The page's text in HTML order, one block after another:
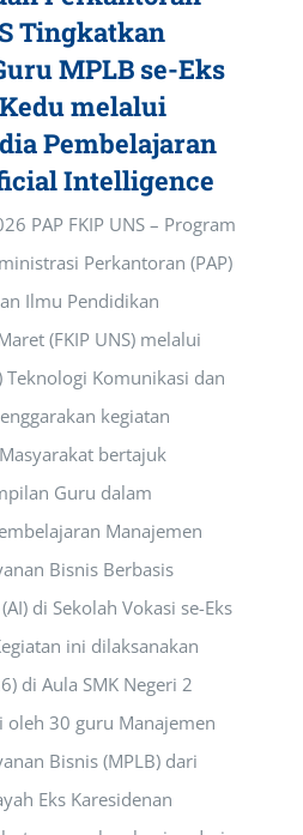
Tingkatkan
MPLB se-Eks
melalui
Pembelajaran
Intelligence
PAP FKIP UNS – Program
Perkantoran (PAP)
Ilmu Pendidikan
(FKIP UNS) melalui
Teknologi Komunikasi dan
kegiatan
bertajuk
Guru dalam
Manajemen
Bisnis Berbasis
di Sekolah Vokasi se-Eks
ini dilaksanakan
di Aula SMK Negeri 2
oleh 30 guru Manajemen
Bisnis (MPLB) dari
Eks Karesidenan